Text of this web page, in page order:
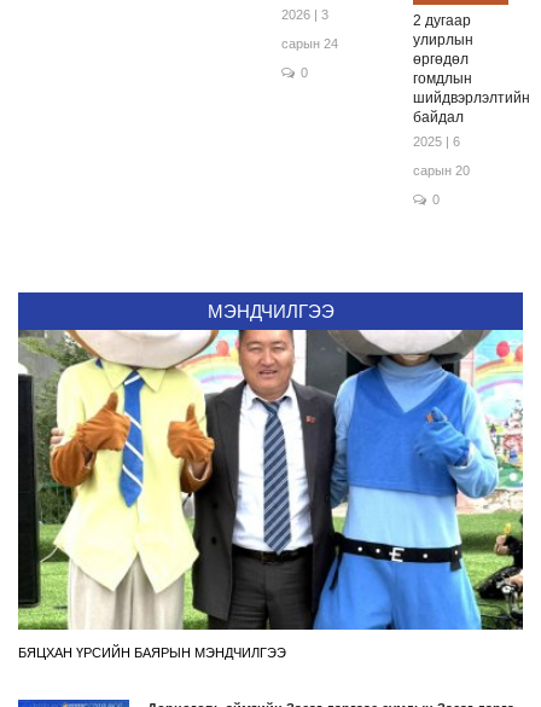
2026 | 3
сарын 24
0
2 дугаар
улирлын
өргөдөл
гомдлын
шийдвэрлэлтийн
байдал
2025 | 6
сарын 20
0
МЭНДЧИЛГЭЭ
БЯЦХАН ҮРСИЙН БАЯРЫН МЭНДЧИЛГЭЭ